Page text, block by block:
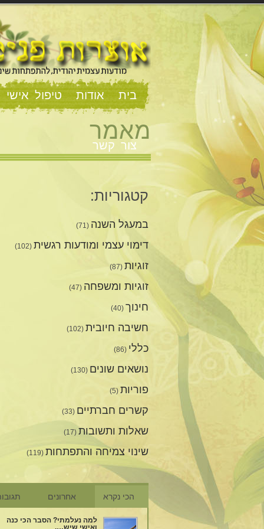
בית אודות טיפול אישי
צור קשר
מאמר
קטגוריות:
במעגל השנה (71)
דימוי עצמי ומודעות רגשית (102)
זוגיות (87)
זוגיות ומשפחה (47)
חינוך (40)
חשיבה חיובית (102)
כללי (86)
נושאים שונים (130)
פוריות (5)
קשרים חברתיים (33)
שאלות ותשובות (17)
שינוי צמיחה והתפתחות (119)
הכי נקרא אחרונים
למה נעלמתי? הסבר הכי כנה
ואישי שיש….